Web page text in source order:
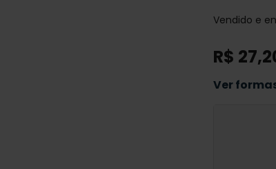
Vendido e
R$ 27,
Ver